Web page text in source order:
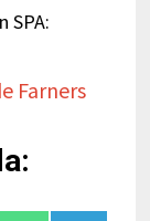
SPA:
Farners